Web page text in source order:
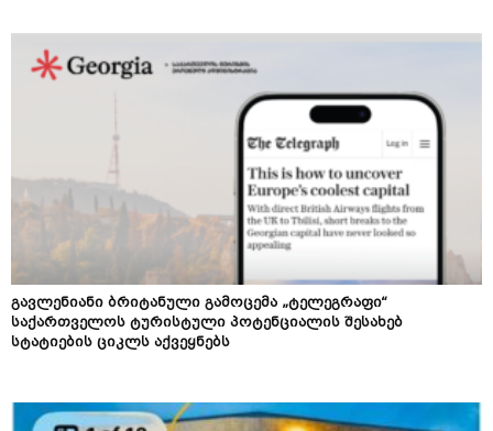
გავლენიანი ბრიტანული გამოცემა „ტელეგრაფი“
საქართველოს ტურისტული პოტენციალის შესახებ
სტატიების ციკლს აქვეყნებს